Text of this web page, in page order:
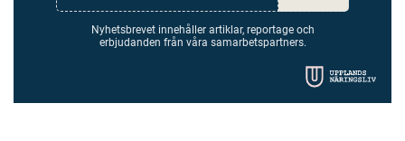
Nyhetsbrevet innehåller artiklar, reportage och
erbjudanden från våra samarbetspartners.